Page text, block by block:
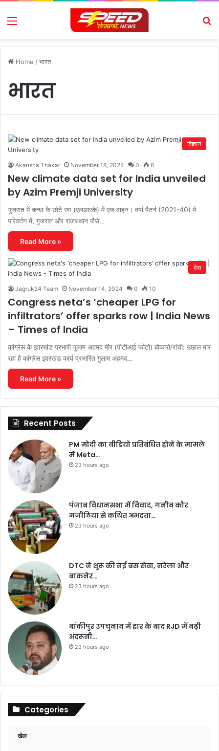
Menu
Home /भारत
भारत
विज्ञान
Akansha Thakar November 18, 2024 0 6
New climate data set for India unveiled
by Azim Premji University
गुजरात में कच्छ के छोटे रण (एलआरके) में एक वाहन। वर्षा पैटर्न (2021-40) में
परिवर्तन में, गुजरात और राजस्थान जैसे…
Read More »
देश
Jagruk24 Team November 14, 2024 0 10
Congress neta’s ‘cheaper LPG for
infiltrators’ offer sparks row | India News
– Times of India
कांग्रेस के झारखंड प्रभारी गुलाम अहमद मीर (पीटीआई फोटो) बोकारो/रांची: उछाल मार
रहा है कांग्रेस झारखंड कार्य प्रभारित गुलाम अहमद…
Read More »
Recent Posts
PM मोदी का वीडियो प्रतिबंधित होने के मामले
में Meta…
23 hours ago
पंजाब विधानसभा में विवाद, गनीव कौर
मजीठिया से कथित अभद्रता…
23 hours ago
DTC ने शुरू की नई बस सेवा, नरेला और
बाकनेर…
23 hours ago
बांकीपुर उपचुनाव में हार के बाद RJD में बढ़ी
अंदरूनी…
23 hours ago
Categories
खेल